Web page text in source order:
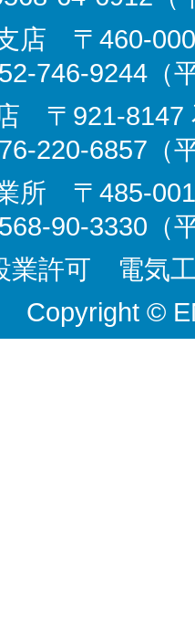
店 〒
746-9244（
〒921-8147
220-6857（
所 〒485-
90-3330（
業許可 電気
Copyright ©